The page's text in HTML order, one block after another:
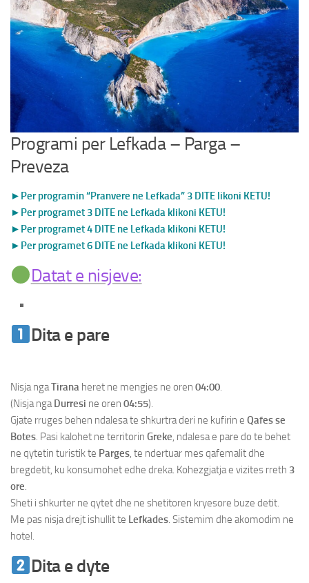
Paketa Individuale
Programi per Lefkada – Parga –
Preveza
►Per programin “Pranvere ne Lefkada” 3 DITE likoni KETU!
►Per programet 3 DITE ne Lefkada klikoni KETU!
►Per programet 4 DITE ne Lefkada klikoni KETU!
►Per programet 6 DITE ne Lefkada klikoni KETU!
Datat e nisjeve:
Dita e pare
Nisja ngaTirana heret ne mengjes ne oren 04:00.
(Nisja nga Durresi ne oren 04:55).
Gjate rruges behen ndalesa te shkurtra deri ne kufirin e Qafes se
Botes. Pasi kalohet ne territorin Greke, ndalesa e pare do te behet
ne qytetin turistik te Parges, te ndertuar mes qafemalit dhe
bregdetit, ku konsumohet edhe dreka. Kohezgjatja e vizites rreth 3
ore.
Sheti i shkurter ne qytet dhe ne shetitoren kryesore buze detit.
Me pas nisja drejt ishullit te Lefkades. Sistemim dhe akomodim ne
hotel.
Dita e dyte